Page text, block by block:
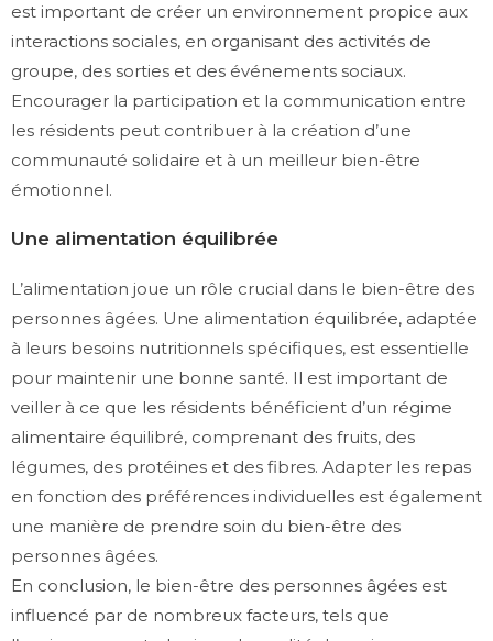
est important de créer un environnement propice aux
interactions sociales, en organisant des activités de
groupe, des sorties et des événements sociaux.
Encourager la participation et la communication entre
les résidents peut contribuer à la création d’une
communauté solidaire et à un meilleur bien-être
émotionnel.
Une alimentation équilibrée
L’alimentation joue un rôle crucial dans le bien-être des
personnes âgées. Une alimentation équilibrée, adaptée
à leurs besoins nutritionnels spécifiques, est essentielle
pour maintenir une bonne santé. Il est important de
veiller à ce que les résidents bénéficient d’un régime
alimentaire équilibré, comprenant des fruits, des
légumes, des protéines et des fibres. Adapter les repas
en fonction des préférences individuelles est également
une manière de prendre soin du bien-être des
personnes âgées.
En conclusion, le bien-être des personnes âgées est
influencé par de nombreux facteurs, tels que